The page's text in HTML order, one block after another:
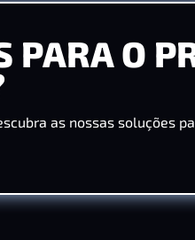
PARA O
as nossas soluções